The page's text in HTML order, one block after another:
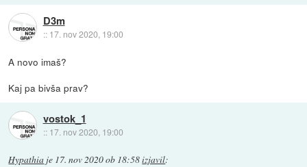
D3m
:: 17. nov 2020, 19:00
A novo imaš?
Kaj pa bivša prav?
vostok_1
:: 17. nov 2020, 19:00
Hypathia je 17. nov 2020 ob 18:58izjavil: